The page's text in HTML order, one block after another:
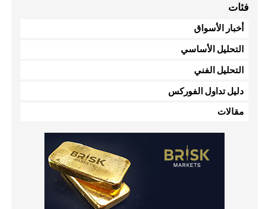
فئات
أخبار الأسواق
التحليل الأساسي
التحليل الفني
دليل تداول الفوركس
مقالات